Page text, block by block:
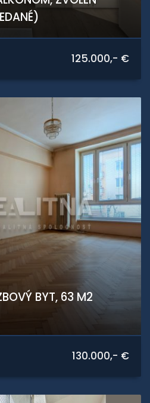
125.000,- €
BYT, 63 M2
130.000,- €